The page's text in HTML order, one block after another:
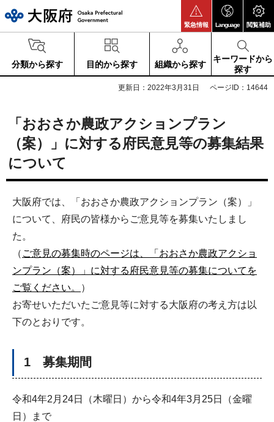
緊急情報 Language 閲覧補助
分類から探す 目的から探す 組織から探す
キーワードから
探す
更新日：2022年3月31日 ページID：14644
「おおさか農政アクションプラン
（案）」に対する府民意見等の募集結果
について
大阪府では、「おおさか農政アクションプラン（案）」
について、府民の皆様からご意見等を募集いたしまし
た。
（ ご意見の募集時のページは、「おおさか農政アクショ
ンプラン（案）」に対する府民意見等の募集についてを
ご覧ください。
）
お寄せいただいたご意見等に対する大阪府の考え方は以
下のとおりです。
1 募集期間
令和4年2月24日（木曜日）から令和4年3月25日（金曜
日）まで